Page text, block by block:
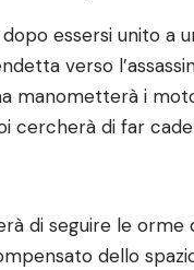
essersi unito a
verso
manometterà i
cercherà di far
di seguire le
dello